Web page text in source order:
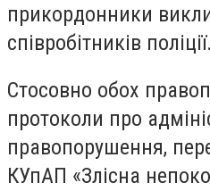
прикордонники
співробітників поліції.
Стосовно обох
протоколи про
правопорушення,
КУпАП «Злісна